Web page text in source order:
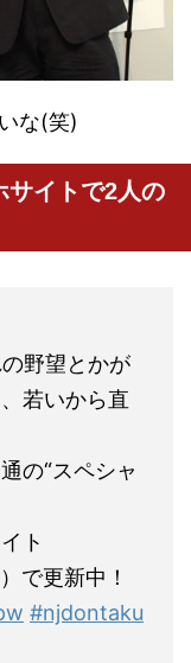
な(笑)
イトで2人の
野望とかが
若いから直
の“スペシャ
ト
）で更新中！
#njdontaku